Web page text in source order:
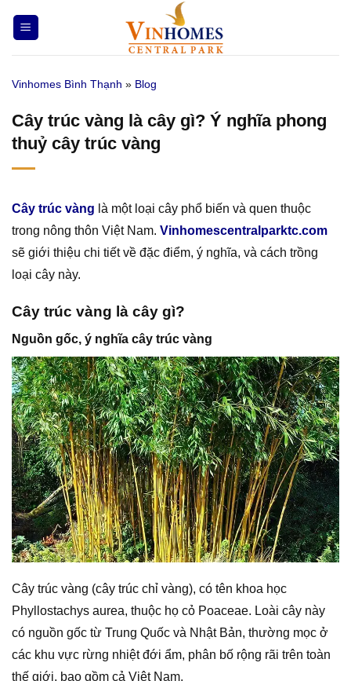
qua
nội
Vinhomes Bình Thạnh » Blog
Cây trúc vàng là cây gì? Ý nghĩa phong
thuỷ cây trúc vàng
Cây trúc vàng là một loại cây phổ biến và quen thuộc
trong nông thôn Việt Nam. Vinhomescentralparktc.com
sẽ giới thiệu chi tiết về đặc điểm, ý nghĩa, và cách trồng
loại cây này.
Cây trúc vàng là cây gì?
Nguồn gốc, ý nghĩa cây trúc vàng
Cây trúc vàng (cây trúc chỉ vàng), có tên khoa học
Phyllostachys aurea, thuộc họ cỏ Poaceae. Loài cây này
có nguồn gốc từ Trung Quốc và Nhật Bản, thường mọc ở
các khu vực rừng nhiệt đới ẩm, phân bố rộng rãi trên toàn
thế giới, bao gồm cả Việt Nam.